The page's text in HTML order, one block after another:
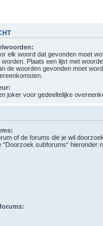
elk woord dat gevonden moet
Plaats een lijst met
de woorden gevonden moet
joker voor gedeeltelijke
of de forums die je wil
subforums“ hieronder